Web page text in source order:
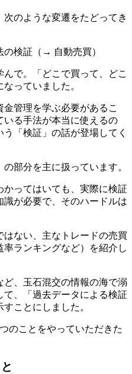
のような変遷をたどってき
検証（→ 自動売買）
で。「どこで買って、どこ
っていました。
管理を学ぶ必要があるこ
いる手法が本当に使えるの
「検証」の話が登場してく
部分を主に扱っています。
かってはいても、実際に検証
識が必要で、そのハードルは
ない、主なトレードの売買
ランキングなど）を紹介し
ど、玉石混交の情報の海で溺
、「過去データによる検証
ことにしました。
のことをやっていただきた